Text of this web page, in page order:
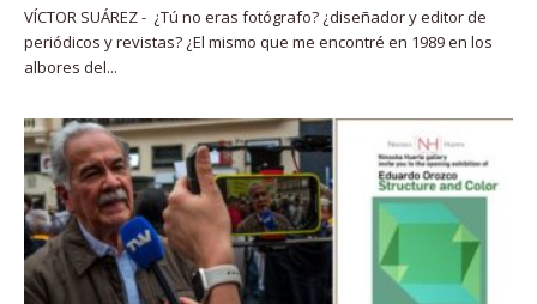
VÍCTOR SUÁREZ - ¿Tú no eras fotógrafo? ¿diseñador y editor de
periódicos y revistas? ¿El mismo que me encontré en 1989 en los
albores del...